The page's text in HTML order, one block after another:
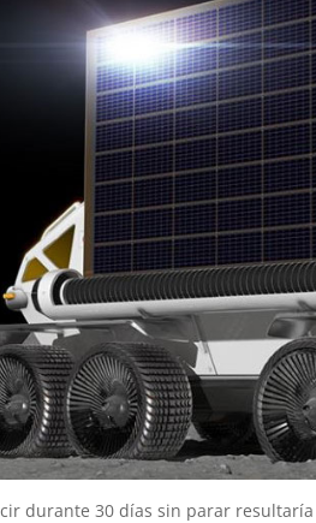
durante 30 días sin parar